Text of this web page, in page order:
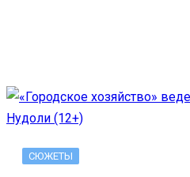
СЮЖЕТЫ